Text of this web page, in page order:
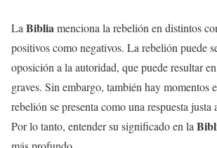
La Bibliamenciona la rebelión en distintos
positivos como negativos. La rebelión puede
oposición a la autoridad, que puede resultar
graves. Sin embargo, también hay momentos
rebelión se presenta como una respuesta justa
Por lo tanto, entender su significado en la